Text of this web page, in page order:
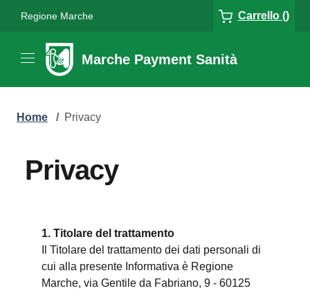
Regione Marche Carrello ()
Marche Payment Sanità
Home / Privacy
Privacy
1. Titolare del trattamento
Il Titolare del trattamento dei dati personali di
cui alla presente Informativa è Regione
Marche, via Gentile da Fabriano, 9 - 60125